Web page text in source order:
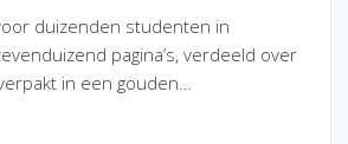
duizenden studenten in
pagina’s, verdeeld over
in een gouden…